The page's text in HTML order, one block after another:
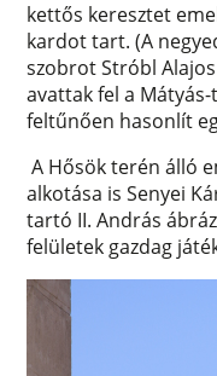
kettős keresztet
kardot tart. (A
szobrot Stróbl
avattak fel a
feltűnően hasonlít
A Hősök terén álló
alkotása is Senyei
tartó II. András
felületek gazdag